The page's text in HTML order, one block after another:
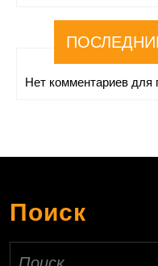
Нет комментариев для
Поиск